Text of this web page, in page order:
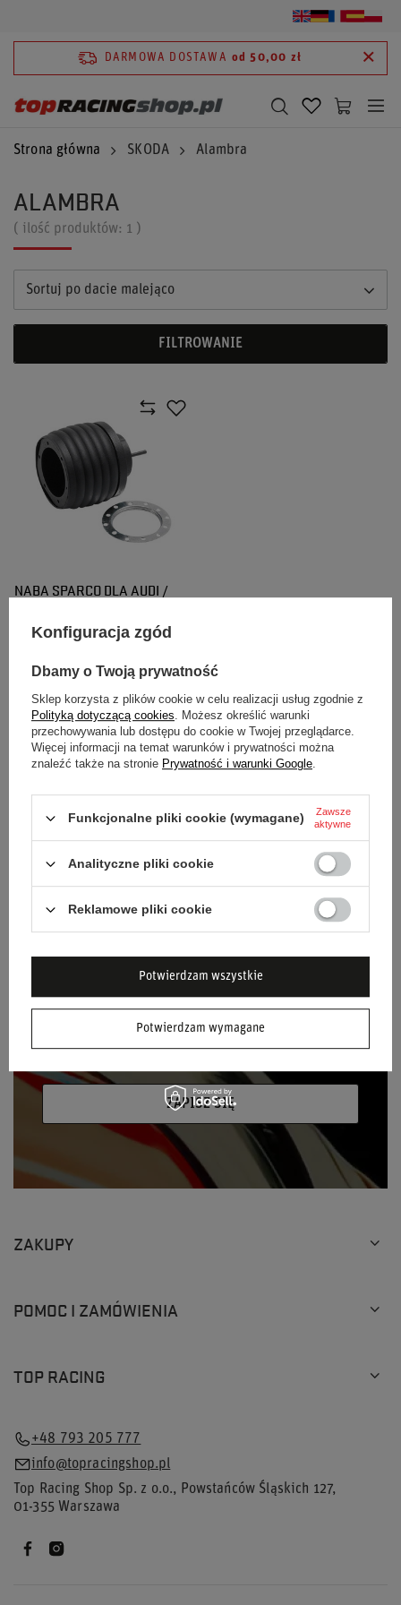
DARMOWA DOSTAWA od 50,00 zł
Strona główna SKODA Alambra
ALAMBRA
( ilość produktów: 1 )
Sortuj po dacie malejąco
FILTROWANIE
NABA SPARCO DLA AUDI /
VOLKSWAGEN
NEWSLETTER
Bądź na bieżąco i zapisz się do naszego
newslettera!
Podaj swój adres e-mail
Wyrażam zgodę na przetwarzanie moich
danych osobowych (adres e-mail) na potrzeby
ZAPISZ SIĘ
ZAKUPY
POMOC I ZAMÓWIENIA
TOP RACING
+48 793 205 777
info@topracingshop.pl
Top Racing Shop Sp. z o.o., Powstańców Śląskich 127,
01-355Warszawa
Konfiguracja zgód
Dbamy o Twoją prywatność
Sklep korzysta z plików cookie w celu realizacji usług zgodnie z
Polityką dotyczącą cookies. Możesz określić warunki
przechowywania lub dostępu do cookie w Twojej przeglądarce.
Więcej informacji na temat warunków i prywatności można
znaleźć także na stronie Prywatność i warunki Google.
Funkcjonalne pliki cookie (wymagane)
Zawsze
aktywne
Analityczne pliki cookie
Reklamowe pliki cookie
Potwierdzam wymagane
Potwierdzam wszystkie